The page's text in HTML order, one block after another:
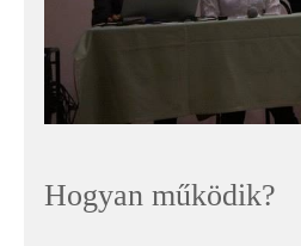
Hogyan működik?